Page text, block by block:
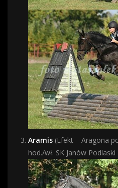
Aramis (Efekt – Aragona
hod./wł. SK Janów Podlaski